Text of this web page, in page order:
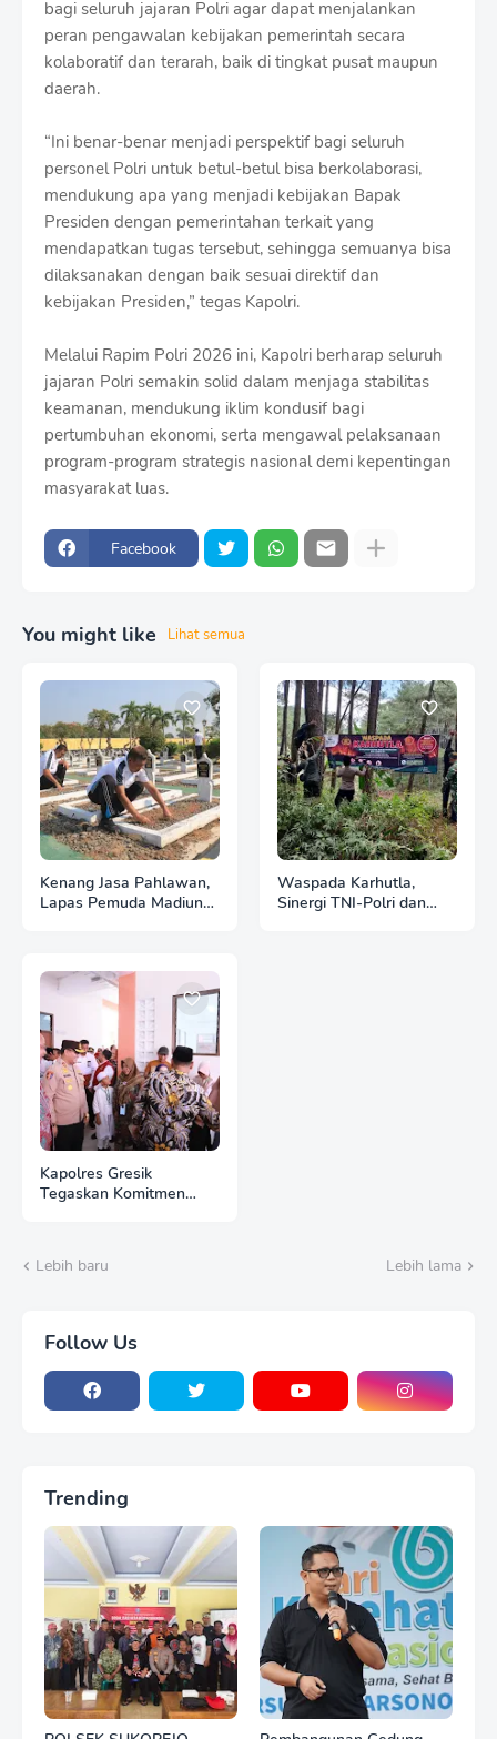
bagi seluruh jajaran Polri agar dapat menjalankan
peran pengawalan kebijakan pemerintah secara
kolaboratif dan terarah, baik di tingkat pusat maupun
daerah.
“Ini benar-benar menjadi perspektif bagi seluruh
personel Polri untuk betul-betul bisa berkolaborasi,
mendukung apa yang menjadi kebijakan Bapak
Presiden dengan pemerintahan terkait yang
mendapatkan tugas tersebut, sehingga semuanya bisa
dilaksanakan dengan baik sesuai direktif dan
kebijakan Presiden,” tegas Kapolri.
Melalui Rapim Polri 2026 ini, Kapolri berharap seluruh
jajaran Polri semakin solid dalam menjaga stabilitas
keamanan, mendukung iklim kondusif bagi
pertumbuhan ekonomi, serta mengawal pelaksanaan
program-program strategis nasional demi kepentingan
masyarakat luas.
Facebook
You might like Lihat semua
Kenang Jasa Pahlawan,
Lapas Pemuda Madiun
Waspada Karhutla,
Sinergi TNI-Polri dan
Kapolres Gresik
Tegaskan Komitmen
Lebih baru
Lebih lama
Follow Us
Trending